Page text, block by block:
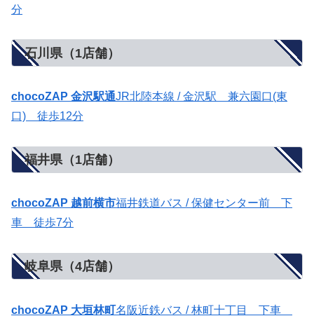
分
石川県（1店舗）
chocoZAP 金沢駅通JR北陸本線 / 金沢駅 兼六園口(東
口) 徒歩12分
福井県（1店舗）
chocoZAP 越前横市福井鉄道バス / 保健センター前 下
車 徒歩7分
岐阜県（4店舗）
chocoZAP 大垣林町名阪近鉄バス / 林町十丁目 下車